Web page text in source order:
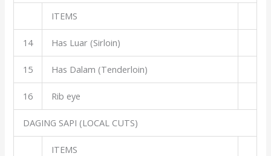
ITEMS
14 Has Luar (Sirloin)
15 Has Dalam (Tenderloin)
16 Rib eye
DAGING SAPI (LOCAL CUTS)
ITEMS